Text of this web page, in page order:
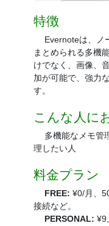
特徴
Evernoteは、ノ
まとめられる多機
けでなく、画像、
加が可能で、強力
す。
こんな人に
多機能なメモ管
理したい人
料金プラン
FREE: ¥0/月、
接続など。
PERSONAL: